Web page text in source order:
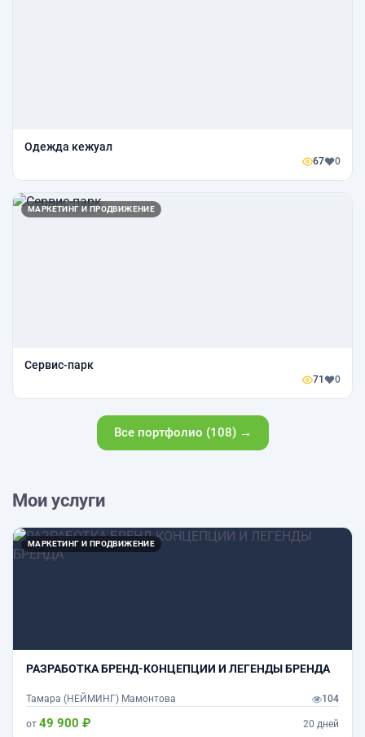
Одежда кежуал
67 0
МАРКЕТИНГ И ПРОДВИЖЕНИЕ
Сервис-парк
71 0
Все портфолио (108) →
Мои услуги
МАРКЕТИНГ И ПРОДВИЖЕНИЕ
РАЗРАБОТКА БРЕНД-КОНЦЕПЦИИ И ЛЕГЕНДЫ БРЕНДА
Тамара (НЕЙМИНГ) Мамонтова 104
от 49 900 ₽ 20 дней